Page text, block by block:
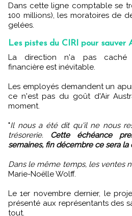
Dans cette ligne comptable se
100 millions), les moratoires de
gelées.
Les pistes du CIRI pour sauver
La direction n'a pas caché qu'une restructuration
financière est inévitable.
Les employés demandent un
ce n'est pas du goût d'Air
moment.
"Il nous a été dit qu'il ne nous
trésorerie. Cette échéance
semaines, fin décembre ce sera la
Dans le même temps, les ventes
Marie-Noëlle Wolff.
Le 1er novembre dernier, le
présenté aux représentants des
tout.